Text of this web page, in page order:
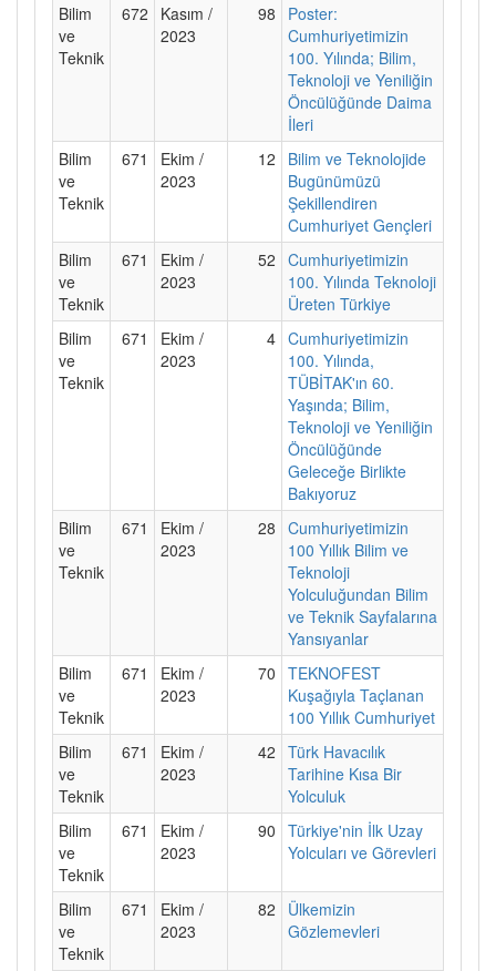
Bilim
ve
Teknik
672
Kasım /
2023
98
Poster:
Cumhuriyetimizin
100. Yılında; Bilim,
Teknoloji ve Yeniliğin
Öncülüğünde Daima
İleri
Bilim
ve
Teknik
671
Ekim /
2023
12
Bilim ve Teknolojide
Bugünümüzü
Şekillendiren
Cumhuriyet Gençleri
Bilim
ve
Teknik
671
Ekim /
2023
52 Cumhuriyetimizin
100. Yılında Teknoloji
Üreten Türkiye
Bilim
ve
Teknik
671
Ekim /
2023
4 Cumhuriyetimizin
100. Yılında,
TÜBİTAK'ın 60.
Yaşında; Bilim,
Teknoloji ve Yeniliğin
Öncülüğünde
Geleceğe Birlikte
Bakıyoruz
Bilim
ve
Teknik
671
Ekim /
2023
28 Cumhuriyetimizin
100 Yıllık Bilim ve
Teknoloji
Yolculuğundan Bilim
ve Teknik Sayfalarına
Yansıyanlar
Bilim
ve
Teknik
671
Ekim /
2023
70 TEKNOFEST
Kuşağıyla Taçlanan
100 Yıllık Cumhuriyet
Bilim
ve
Teknik
671
Ekim /
2023
42 Türk Havacılık
Tarihine Kısa Bir
Yolculuk
Bilim
ve
Teknik
671
Ekim /
2023
90 Türkiye'nin İlk Uzay
Yolcuları ve Görevleri
Bilim
ve
Teknik
671
Ekim /
2023
82
Ülkemizin
Gözlemevleri